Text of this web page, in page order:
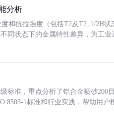
分析
和抗拉强度（包括T2及T2_1/2H
同状态下的金属特性差异，为工业
标准，重点分析了铝合金喷砂200
8503-1标准和行业实践，帮助用户